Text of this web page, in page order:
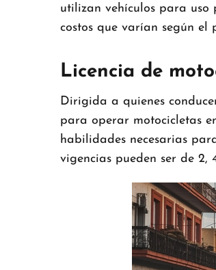
utilizan vehículos para uso
costos que varían según el
Licencia de
Dirigida a quienes
para operar motocicletas
habilidades necesarias
vigencias pueden ser de 2,